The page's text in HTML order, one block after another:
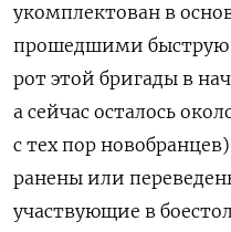
укомплектован в
прошедшими быструю
рот этой бригады в
а сейчас осталось
с тех пор
ранены или
участвующие в